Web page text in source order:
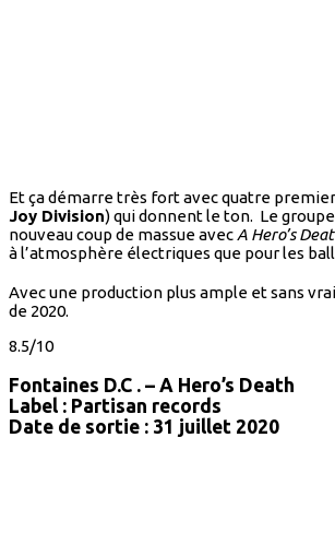
Et ça démarre très fort avec quatre
Joy Division) qui donnent le ton. Le
nouveau coup de massue avec A Hero’s
à l’atmosphère électriques que pour les
Avec une production plus ample et sans
de 2020.
8.5/10
Fontaines D.C . – A Hero’s Death
Label : Partisan records
Date de sortie : 31 juillet 2020